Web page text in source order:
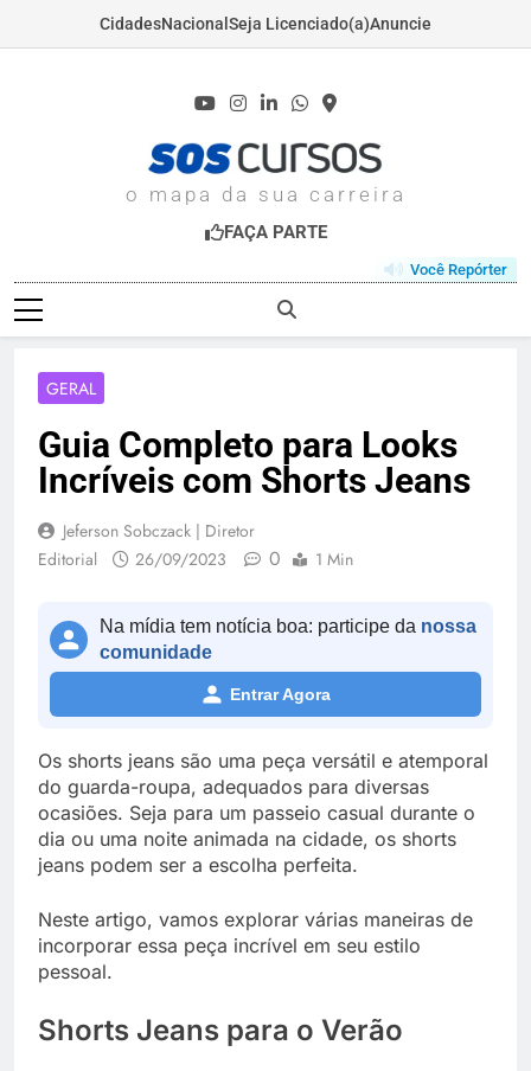
CidadesNacional Seja Licenciado(a)Anuncie
o mapa da sua carreira
FAÇA PARTE
Você Repórter
GERAL
Guia Completo para Looks
Incríveis com Shorts Jeans
Jeferson Sobczack | Diretor
Editorial
26/09/2023 0 1 Min
Na mídia tem notícia boa: participe da nossa
comunidade
Entrar Agora
Os shorts jeans são uma peça versátil e atemporal
do guarda-roupa, adequados para diversas
ocasiões. Seja para um passeio casual durante o
dia ou uma noite animada na cidade, os shorts
jeans podem ser a escolha perfeita.
Neste artigo, vamos explorar várias maneiras de
incorporar essa peça incrível em seu estilo
pessoal.
Shorts Jeans para o Verão